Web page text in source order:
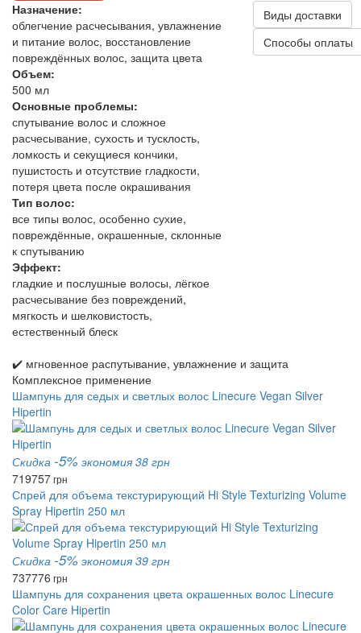
Назначение:
облегчение расчесывания, увлажнение
и питание волос, восстановление
повреждённых волос, защита цвета
Объем:
500 мл
Основные проблемы:
спутывание волос и сложное
расчесывание, сухость и тусклость,
ломкость и секущиеся кончики,
пушистость и отсутствие гладкости,
потеря цвета после окрашивания
Тип волос:
все типы волос, особенно сухие,
повреждённые, окрашенные, склонные
к спутыванию
Эффект:
гладкие и послушные волосы, лёгкое
расчесывание без повреждений,
мягкость и шелковистость,
естественный блеск
Виды доставки
Способы оплаты
✔️ мгновенное распутывание, увлажнение и защита
Комплексное применение
Шампунь для седых и светлых волос Linecure Vegan Silver
Hipertin
Скидка -5% экономия 38 грн
719757грн
Спрей для объема текстурирующий Hi Style Texturizing Volume
Spray Hipertin 250 мл
Скидка -5% экономия 39 грн
737776 грн
Шампунь для сохранения цвета окрашенных волос Linecure
Color Care Hipertin